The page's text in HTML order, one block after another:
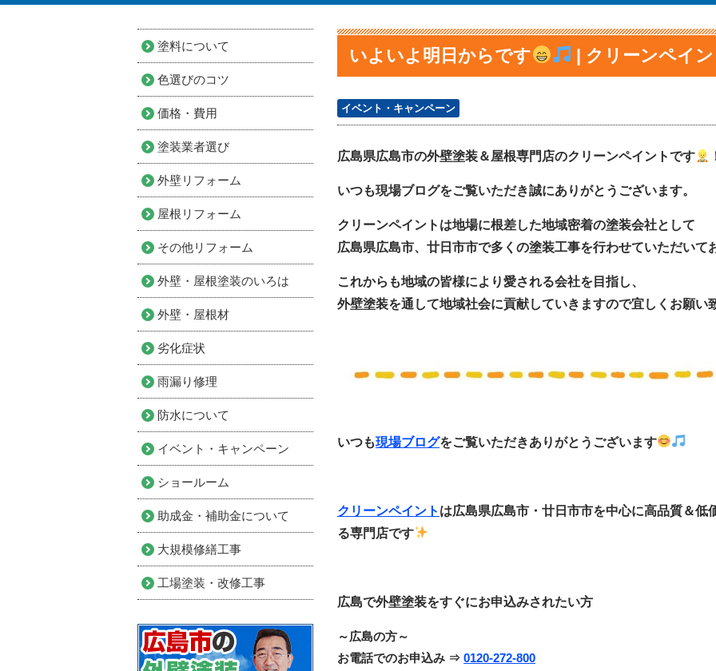
いよいよ明日からです | クリーンペイ
イベント・キャンペーン
広島県広島市の外壁塗装＆屋根専門店のクリーンペイントです
いつも現場ブログをご覧いただき誠にありがとうございます。
クリーンペイントは地場に根差した地域密着の塗装会社として
広島県広島市、廿日市市で多くの塗装工事を行わせていただいて
これからも地域の皆様により愛される会社を目指し、
外壁塗装を通して地域社会に貢献していきますので宜しくお願い
いつも現場ブログをご覧いただきありがとうございます
クリーンペイント は広島県広島市・廿日市市を中心に高品質＆低
る専門店です
広島で外壁塗装をすぐにお申込みされたい方
～広島の方～
お電話でのお申込み ⇒ 0120-272-800
塗料について
色選びのコツ
価格・費用
塗装業者選び
外壁リフォーム
屋根リフォーム
その他リフォーム
外壁・屋根塗装のいろは
外壁・屋根材
劣化症状
雨漏り修理
防水について
イベント・キャンペーン
ショールーム
助成金・補助金について
大規模修繕工事
工場塗装・改修工事